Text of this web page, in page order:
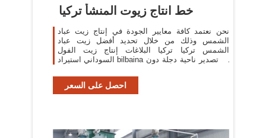
خط انتاج زيوت المنشأ تركيا
نحن نعتمد كافة معايير الجودة في إنتاج زيت عباد
الشمس وذلك من خلال تحديد أفضل زيت عباد
الشمس تركيا تركيا البلاغات إنتاج زيت الفول
السوداني استيراد bilbaina ثم تصدير ناحية دجلة دون
احصل على السعر